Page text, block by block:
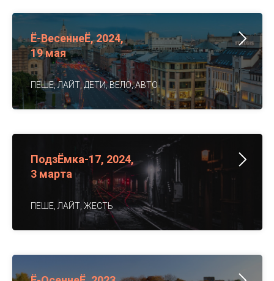
Ё-ВесеннеЁ, 2024,
19 мая
ПЕШЕ, ЛАЙТ, ДЕТИ, ВЕЛО, АВТО
ПодзЁмка-17, 2024,
3 марта
ПЕШЕ, ЛАЙТ, ЖЕСТЬ